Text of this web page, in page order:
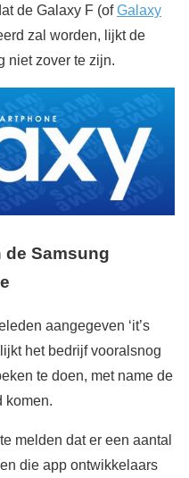
de Galaxy F (ofGalaxy
zal worden, lijkt de
niet zover te zijn.
de Samsung
aangegeven ‘it’s
het bedrijf vooralsnog
te doen, met name de
komen.
melden dat er een aantal
die app ontwikkelaars